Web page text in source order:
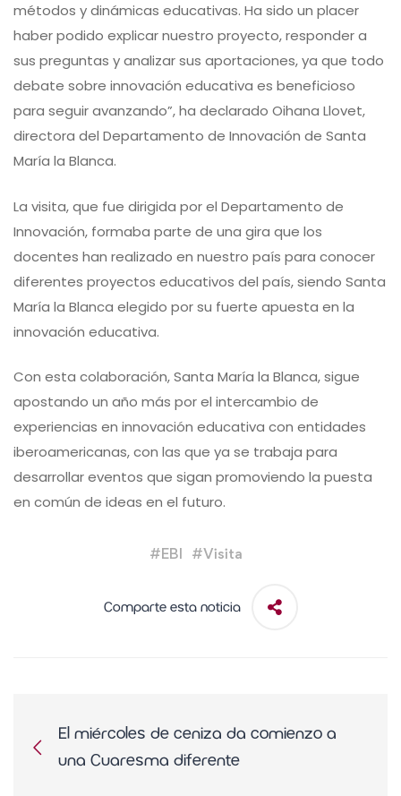
métodos y dinámicas educativas. Ha sido un placer
haber podido explicar nuestro proyecto, responder a
sus preguntas y analizar sus aportaciones, ya que todo
debate sobre innovación educativa es beneficioso
para seguir avanzando”, ha declarado Oihana Llovet,
directora del Departamento de Innovación de Santa
María la Blanca.
La visita, que fue dirigida por el Departamento de
Innovación, formaba parte de una gira que los
docentes han realizado en nuestro país para conocer
diferentes proyectos educativos del país, siendo Santa
María la Blanca elegido por su fuerte apuesta en la
innovación educativa.
Con esta colaboración, Santa María la Blanca, sigue
apostando un año más por el intercambio de
experiencias en innovación educativa con entidades
iberoamericanas, con las que ya se trabaja para
desarrollar eventos que sigan promoviendo la puesta
en común de ideas en el futuro.
#EBI #Visita
Comparte esta noticia
El miércoles de ceniza da comienzo a
una Cuaresma diferente